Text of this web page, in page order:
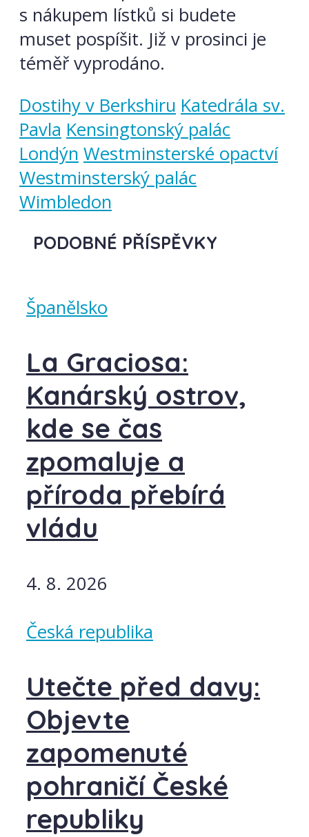
s nákupem lístků si budete
muset pospíšit. Již v prosinci je
téměř vyprodáno.
Dostihy v Berkshiru Katedrála sv.
Pavla Kensingtonský palác
Londýn Westminsterské opactví
Westminsterský palác
Wimbledon
PODOBNÉ PŘÍSPĚVKY
Španělsko
La Graciosa:
Kanárský ostrov,
kde se čas
zpomaluje a
příroda přebírá
vládu
4. 8. 2026
Česká republika
Utečte před davy:
Objevte
zapomenuté
pohraničí České
republiky